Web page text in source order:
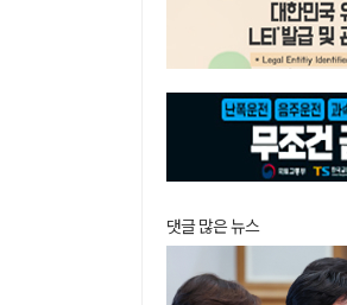
댓글 많은 뉴스